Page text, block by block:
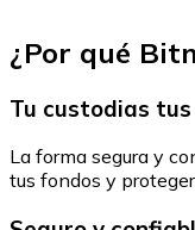
¿Por qué
Tu custodias
La forma segura y
tus fondos y